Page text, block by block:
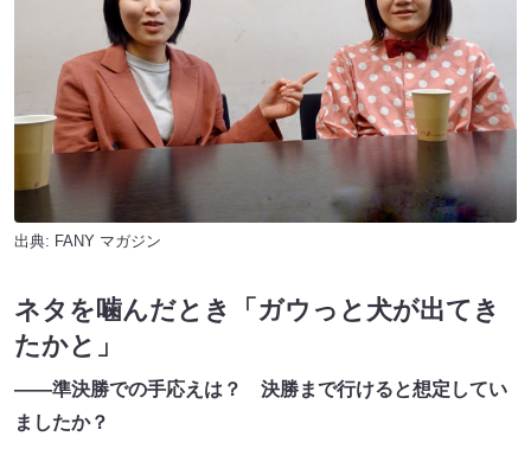
出典: FANY マガジン
ネタを噛んだとき「ガウっと犬が出てき
たかと」
――準決勝での手応えは？ 決勝まで行けると想定してい
ましたか？